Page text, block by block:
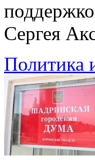
Сергея
Политика